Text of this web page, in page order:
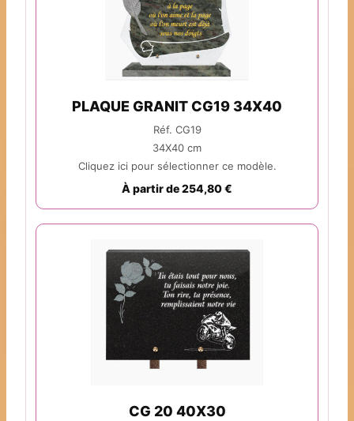
PLAQUE GRANIT CG19 34X40
Réf. CG19
34X40 cm
Cliquez ici pour sélectionner ce modèle.
À partir de 254,80 €
CG 20 40X30